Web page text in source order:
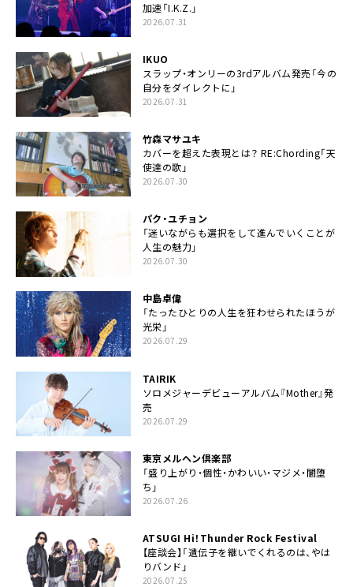
加速「I.K.Z.」
2026.07.31
IKUO
スラップ・オンリーの3rdアルバム発売「今の
自分をダイレクトに」
2026.07.31
竹森マサユキ
カバーを超えた表現とは？ RE:Chording「天
使達の歌」
2026.07.30
パク・ユチョン
「迷いながらも選択をして進んでいくことが
人生の魅力」
2026.07.30
中島卓偉
「たったひとりの人生を狂わせられたほうが
光栄」
2026.07.29
TAIRIK
ソロメジャーデビューアルバム『Mother』発
売
2026.07.29
東京メルヘン倶楽部
「盛り上がり・個性・かわいい・マジメ・闇堕
ち」
2026.07.26
ATSUGI Hi！Thunder Rock Festival
【座談会】「遺伝子を継いでくれるのは、やは
りバンド」
2026.07.25